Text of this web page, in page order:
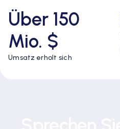
Über 150
Mio. $
Umsatz erholt sich